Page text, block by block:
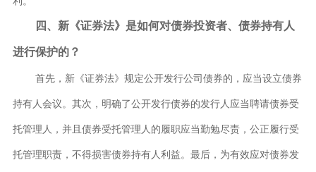
四、新《证券法》是如何对债券投资者、债券持有人
进行保护的？
首先，新《证券法》规定公开发行公司债券的，应当设立债券
持有人会议。其次，明确了公开发行债券的发行人应当聘请债券受
托管理人，并且债券受托管理人的履职应当勤勉尽责，公正履行受
托管理职责，不得损害债券持有人利益。最后，为有效应对债券发